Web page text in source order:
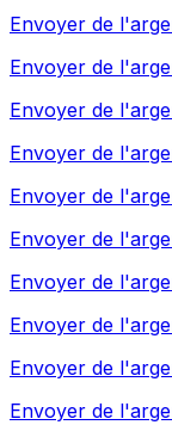
Envoyer de
Envoyer de
Envoyer de
Envoyer de
Envoyer de
Envoyer de
Envoyer de
Envoyer de
Envoyer de
Envoyer de